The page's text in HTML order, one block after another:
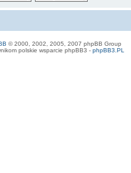
© 2000, 2002, 2005, 2007 phpBB Group
polskie wsparcie phpBB3 - phpBB3.PL